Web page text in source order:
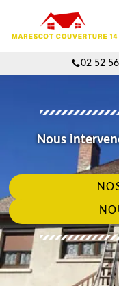
02 52
Nous